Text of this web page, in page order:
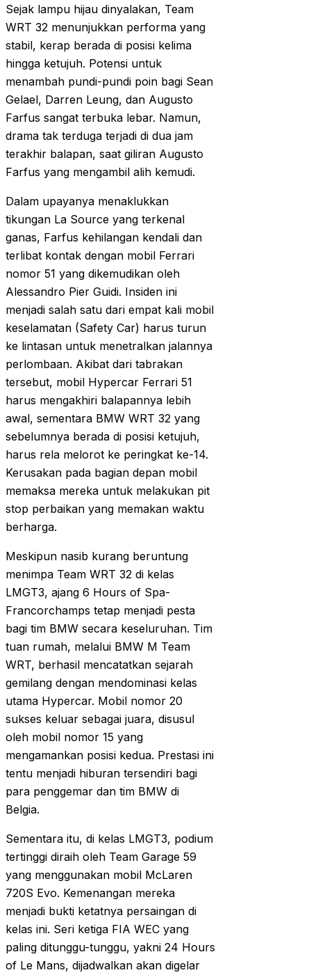
Sejak lampu hijau dinyalakan, Team
WRT 32 menunjukkan performa yang
stabil, kerap berada di posisi kelima
hingga ketujuh. Potensi untuk
menambah pundi-pundi poin bagi Sean
Gelael, Darren Leung, dan Augusto
Farfus sangat terbuka lebar. Namun,
drama tak terduga terjadi di dua jam
terakhir balapan, saat giliran Augusto
Farfus yang mengambil alih kemudi.
Dalam upayanya menaklukkan
tikungan La Source yang terkenal
ganas, Farfus kehilangan kendali dan
terlibat kontak dengan mobil Ferrari
nomor 51 yang dikemudikan oleh
Alessandro Pier Guidi. Insiden ini
menjadi salah satu dari empat kali mobil
keselamatan (Safety Car) harus turun
ke lintasan untuk menetralkan jalannya
perlombaan. Akibat dari tabrakan
tersebut, mobil Hypercar Ferrari 51
harus mengakhiri balapannya lebih
awal, sementara BMW WRT 32 yang
sebelumnya berada di posisi ketujuh,
harus rela melorot ke peringkat ke-14.
Kerusakan pada bagian depan mobil
memaksa mereka untuk melakukan pit
stop perbaikan yang memakan waktu
berharga.
Meskipun nasib kurang beruntung
menimpa Team WRT 32 di kelas
LMGT3, ajang 6 Hours of Spa-
Francorchamps tetap menjadi pesta
bagi tim BMW secara keseluruhan. Tim
tuan rumah, melalui BMW M Team
WRT, berhasil mencatatkan sejarah
gemilang dengan mendominasi kelas
utama Hypercar. Mobil nomor 20
sukses keluar sebagai juara, disusul
oleh mobil nomor 15 yang
mengamankan posisi kedua. Prestasi ini
tentu menjadi hiburan tersendiri bagi
para penggemar dan tim BMW di
Belgia.
Sementara itu, di kelas LMGT3, podium
tertinggi diraih oleh Team Garage 59
yang menggunakan mobil McLaren
720S Evo. Kemenangan mereka
menjadi bukti ketatnya persaingan di
kelas ini. Seri ketiga FIA WEC yang
paling ditunggu-tunggu, yakni 24 Hours
of Le Mans, dijadwalkan akan digelar